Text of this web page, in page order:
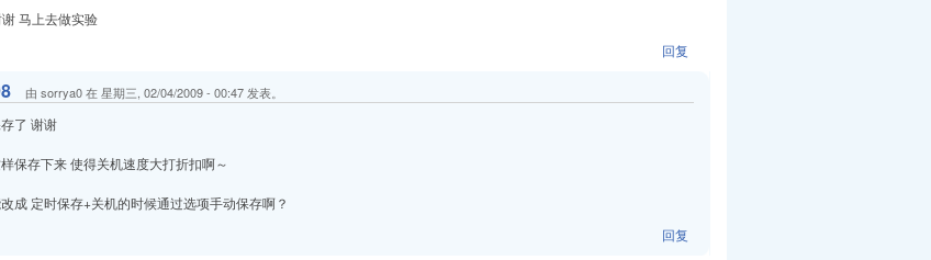
马上去做实验
回复
由 sorrya0 在 星期三, 02/04/2009 - 00:47 发表。
了 谢谢
保存下来 使得关机速度大打折扣啊～
成 定时保存+关机的时候通过选项手动保存啊？
回复